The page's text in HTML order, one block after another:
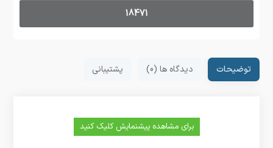
18471
توضیحات دیدگاه ها (0) پشتیبانی
برای مشاهده پیشنمایش کلیک کنید